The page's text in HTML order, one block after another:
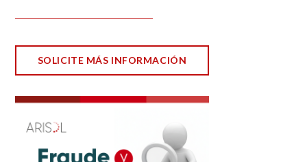
SOLICITE MÁS INFORMACIÓN